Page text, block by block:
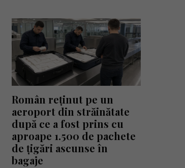
Român reținut pe un
aeroport din străinătate
după ce a fost prins cu
aproape 1.500 de pachete
de țigări ascunse în
bagaje